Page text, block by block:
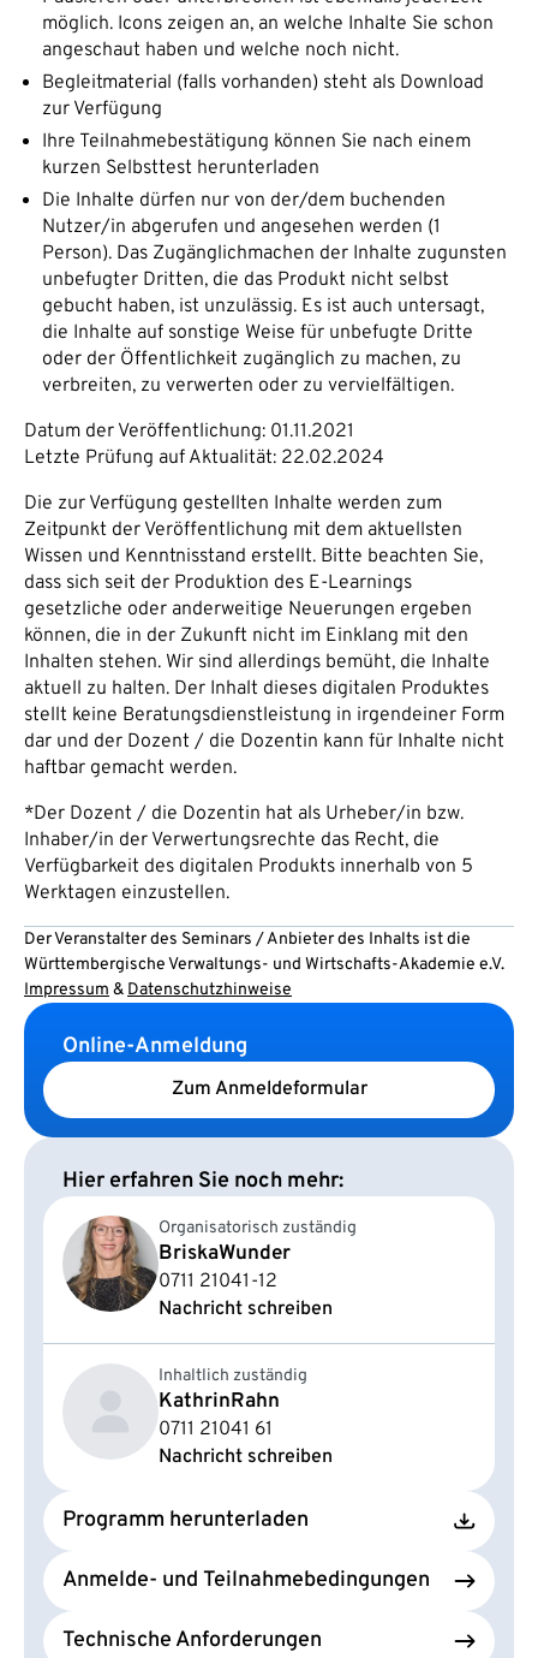
möglich. Icons zeigen an, an welche Inhalte Sie schon
angeschaut haben und welche noch nicht.
Begleitmaterial (falls vorhanden) steht als Download
zur Verfügung
Ihre Teilnahmebestätigung können Sie nach einem
kurzen Selbsttest herunterladen
Die Inhalte dürfen nur von der/dem buchenden
Nutzer/in abgerufen und angesehen werden (1
Person). Das Zugänglichmachen der Inhalte zugunsten
unbefugter Dritten, die das Produkt nicht selbst
gebucht haben, ist unzulässig. Es ist auch untersagt,
die Inhalte auf sonstige Weise für unbefugte Dritte
oder der Öffentlichkeit zugänglich zu machen, zu
verbreiten, zu verwerten oder zu vervielfältigen.
Datum der Veröffentlichung: 01.11.2021
Letzte Prüfung auf Aktualität: 22.02.2024
Die zur Verfügung gestellten Inhalte werden zum
Zeitpunkt der Veröffentlichung mit dem aktuellsten
Wissen und Kenntnisstand erstellt. Bitte beachten Sie,
dass sich seit der Produktion des E-Learnings
gesetzliche oder anderweitige Neuerungen ergeben
können, die in der Zukunft nicht im Einklang mit den
Inhalten stehen. Wir sind allerdings bemüht, die Inhalte
aktuell zu halten. Der Inhalt dieses digitalen Produktes
stellt keine Beratungsdienstleistung in irgendeiner Form
dar und der Dozent / die Dozentin kann für Inhalte nicht
haftbar gemacht werden.
*Der Dozent / die Dozentin hat als Urheber/in bzw.
Inhaber/in der Verwertungsrechte das Recht, die
Verfügbarkeit des digitalen Produkts innerhalb von 5
Werktagen einzustellen.
Der Veranstalter des Seminars / Anbieter des Inhalts ist die
Württembergische Verwaltungs- und Wirtschafts-Akademie e.V.
Impressum & Datenschutzhinweise
Online-Anmeldung
Zum Anmeldeformular
Hier erfahren Sie noch mehr:
Organisatorisch zuständig
BriskaWunder
0711 21041-12
Nachricht schreiben
Inhaltlich zuständig
KathrinRahn
0711 21041 61
Nachricht schreiben
Programm herunterladen
Anmelde- und Teilnahmebedingungen
Technische Anforderungen